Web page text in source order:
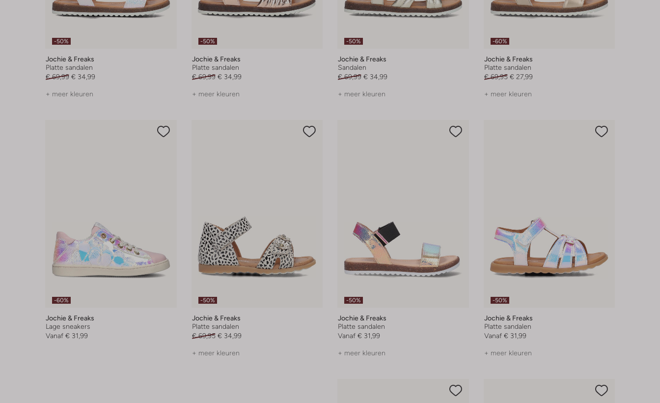
-50%
Jochie & Freaks
Platte sandalen
€ 69,99 € 34,99
+ meer kleuren
-50%
Jochie & Freaks
Platte sandalen
€ 69,99 € 34,99
+ meer kleuren
-50%
Jochie & Freaks
Sandalen
€ 69,99 € 34,99
+ meer kleuren
-60%
Jochie & Freaks
Platte sandalen
€ 69,95 € 27,99
+ meer kleuren
-60%
Jochie & Freaks
Lage sneakers
Vanaf € 31,99
-50%
Jochie & Freaks
Platte sandalen
€ 69,95 € 34,99
+ meer kleuren
-50%
Jochie & Freaks
Platte sandalen
Vanaf € 31,99
+ meer kleuren
-50%
Jochie & Freaks
Platte sandalen
Vanaf € 31,99
+ meer kleuren